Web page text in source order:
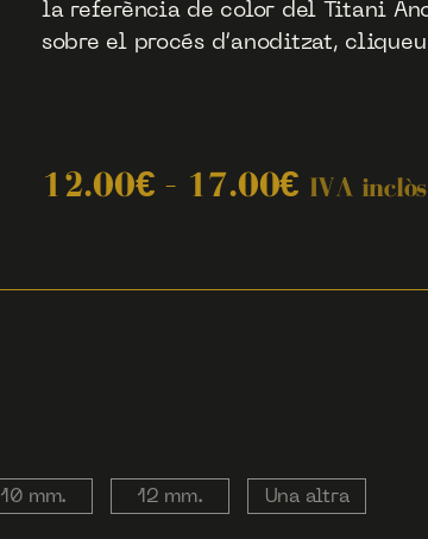
la referència de color del Titani
sobre el procés d’anoditzat, cliqueu
12.00€ – 17.00€ IVA inclòs
10 mm. 12 mm. Una altra